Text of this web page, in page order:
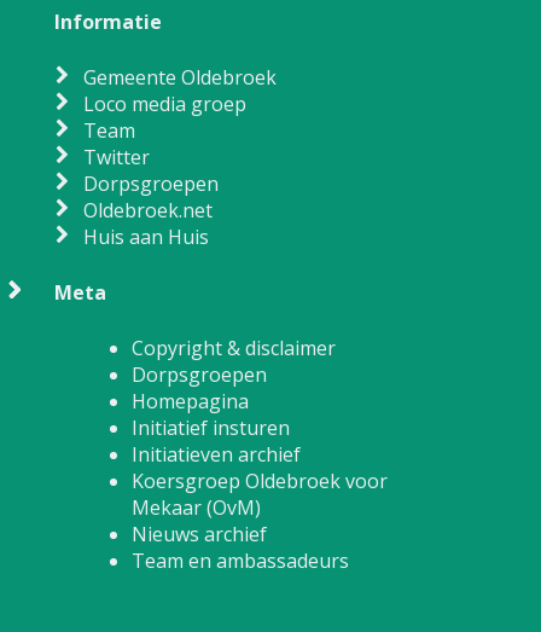
Informatie
Gemeente Oldebroek
Loco media groep
Team
Twitter
Dorpsgroepen
Oldebroek.net
Huis aan Huis
Meta
Copyright & disclaimer
Dorpsgroepen
Homepagina
Initiatief insturen
Initiatieven archief
Koersgroep Oldebroek voor
Mekaar (OvM)
Nieuws archief
Team en ambassadeurs